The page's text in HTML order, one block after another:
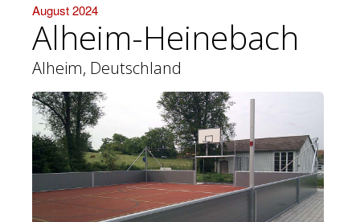
August 2024
Alheim-Heinebach
Alheim, Deutschland